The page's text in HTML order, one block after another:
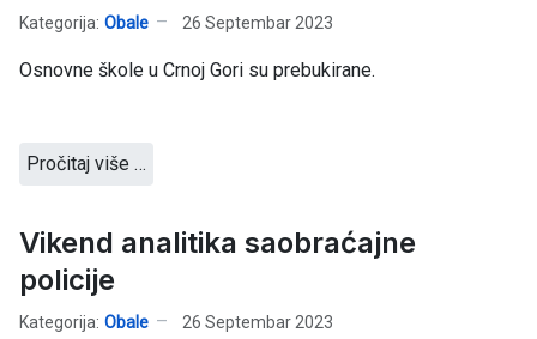
Kategorija: Obale 26 Septembar 2023
Osnovne škole u Crnoj Gori su prebukirane.
Pročitaj više …
Vikend analitika saobraćajne
policije
Kategorija: Obale 26 Septembar 2023